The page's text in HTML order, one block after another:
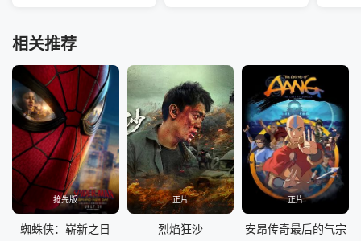
相关推荐
抢先版
蜘蛛侠：崭新之日
正片
烈焰狂沙
正片
安昂传奇最后的气宗